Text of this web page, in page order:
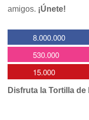
amigos. ¡Únete!
8.000.000
530.000
15.000
Disfruta la Tortilla